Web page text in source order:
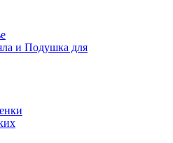
и Подушка для